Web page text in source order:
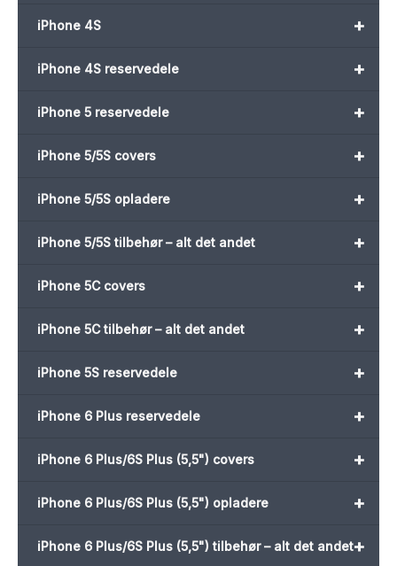
+
iPhone 4S
+
iPhone 4S reservedele
+
iPhone 5 reservedele
+
iPhone 5/5S covers
+
iPhone 5/5S opladere
+
iPhone 5/5S tilbehør – alt det andet
+
iPhone 5C covers
+
iPhone 5C tilbehør – alt det andet
+
iPhone 5S reservedele
+
iPhone 6 Plus reservedele
+
iPhone 6 Plus/6S Plus (5,5") covers
+
iPhone 6 Plus/6S Plus (5,5") opladere
+
iPhone 6 Plus/6S Plus (5,5") tilbehør – alt det andet